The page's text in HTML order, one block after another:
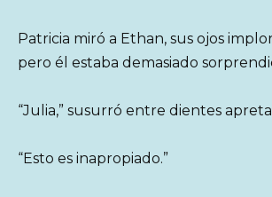
Patricia miró a Ethan, sus ojos
pero él estaba demasiado
“Julia,” susurró entre dientes
“Esto es inapropiado.”